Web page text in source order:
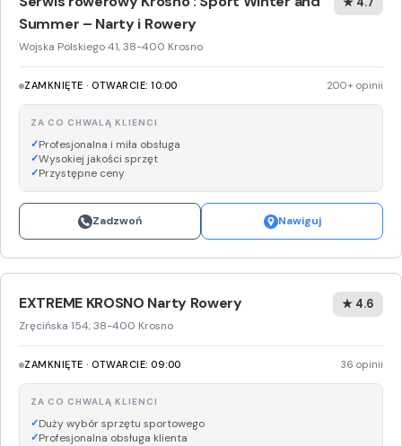
Summer – Narty i Rowery
Wojska Polskiego 41, 38-400 Krosno
ZAMKNIĘTE · OTWARCIE: 10:00 200+ opinii
ZA CO CHWALĄ KLIENCI
Profesjonalna i miła obsługa
Wysokiej jakości sprzęt
Przystępne ceny
Zadzwoń Nawiguj
EXTREME KROSNO Narty Rowery
Zręcińska 154, 38-400 Krosno
★ 4.6
ZAMKNIĘTE · OTWARCIE: 09:00 36 opinii
ZA CO CHWALĄ KLIENCI
Duży wybór sprzętu sportowego
Profesjonalna obsługa klienta